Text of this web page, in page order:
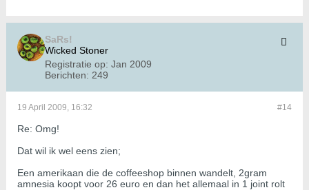
SaRs!
Wicked Stoner
Registratie op: Jan 2009
Berichten: 249
#14
19 April 2009, 16:32
Re: Omg!
Dat wil ik wel eens zien;
Een amerikaan die de coffeeshop binnen wandelt, 2gram
amnesia koopt voor 26 euro en dan het allemaal in 1 joint rolt